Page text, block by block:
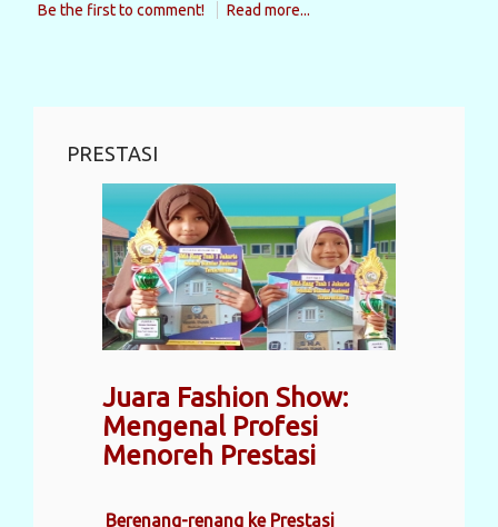
Be the first to comment! Read more...
PRESTASI
Juara Fashion Show:
Mengenal Profesi
Menoreh Prestasi
Berenang-renang ke Prestasi